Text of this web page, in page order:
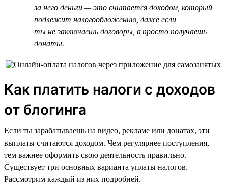
за него деньги — это считается доходом, который
подлежит налогообложению, даже если
ты не заключаешь договоры, а просто получаешь
донаты.
Как платить налоги с доходов
от блогинга
Если ты зарабатываешь на видео, рекламе или донатах, эти
выплаты считаются доходом. Чем регулярнее поступления,
тем важнее оформить свою деятельность правильно.
Существует три основных варианта уплаты налогов.
Рассмотрим каждый из них подробней.